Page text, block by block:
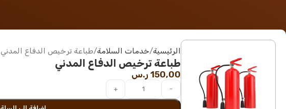
الرئيسية خدمات السلامة طباعة ترخيص الدفاع المدني
طباعة ترخيص الدفاع المدني
150,00 ر.س